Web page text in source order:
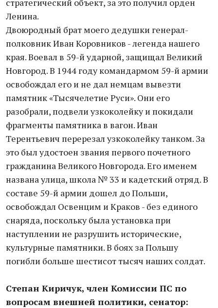
стратегический объект, за это получил орден
Ленина.
Двоюродный брат моего дедушки генерал-
полковник Иван Коровников - легенда нашего
края. Воевал в 59-й ударной, защищал Великий
Новгород. В 1944 году командармом 59-й армии
освобождал его и не дал немцам вывезти
памятник «Тысячелетие Руси». Они его
разобрали, подвели узкоколейку и покидали
фрагменты памятника в вагон. Иван
Терентьевич перерезал узкоколейку танком. За
это был удостоен звания первого почетного
гражданина Великого Новгорода. Его именем
названа улица, школа № 33 и кадетский отряд. В
составе 59-й армии дошел до Польши,
освобождал Освенцим и Краков - без единого
снаряда, поскольку была установка при
наступлении не разрушить исторические,
культурные памятники. В боях за Польшу
погибли больше шестисот тысяч наших солдат.
Степан Киричук, член Комиссии ПС по
вопросам внешней политики, сенатор: